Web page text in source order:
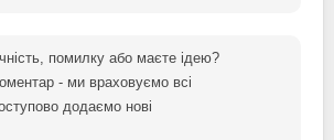
помилку або маєте ідею?
- ми враховуємо всі
додаємо нові